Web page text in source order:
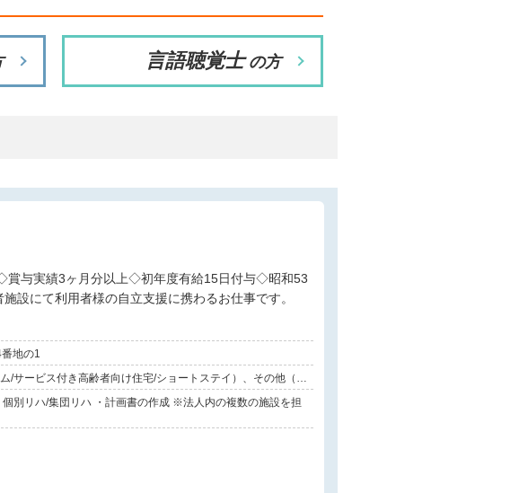
言語聴覚士 の方
設にて利用者様の自立支援に携わるお仕事です。
地の1
/サービス付き高齢者向け住宅/ショートステイ）、その他（障
別リハ/集団リハ ・計画書の作成 ※法人内の複数の施設を担